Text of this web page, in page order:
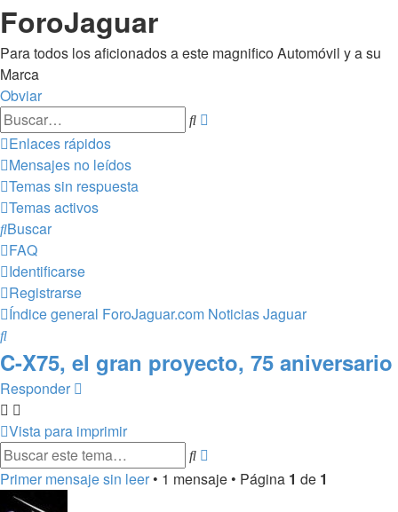
ForoJaguar
Para todos los aficionados a este magnifico Automóvil y a su
Marca
Obviar
Buscar
Enlaces rápidos
Mensajes no leídos
Temas sin respuesta
Temas activos
Buscar
FAQ
Identificarse
Registrarse
Índice general ForoJaguar.com Noticias Jaguar
Buscar
C-X75, el gran proyecto, 75 aniversario
Responder
Vista para imprimir
Buscar
avanzada
Primer mensaje sin leer • 1 mensaje • Página 1 de 1